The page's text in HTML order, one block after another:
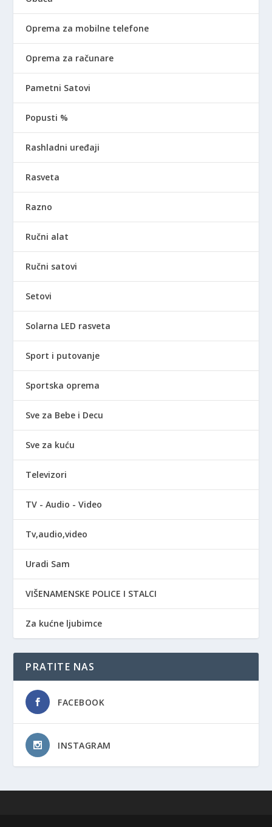
Oprema za mobilne telefone
Oprema za računare
Pametni Satovi
Popusti %
Rashladni uređaji
Rasveta
Razno
Ručni alat
Ručni satovi
Setovi
Solarna LED rasveta
Sport i putovanje
Sportska oprema
Sve za Bebe i Decu
Sve za kuću
Televizori
TV - Audio - Video
Tv,audio,video
Uradi Sam
VIŠENAMENSKE POLICE I STALCI
Za kućne ljubimce
PRATITE NAS
FACEBOOK
INSTAGRAM